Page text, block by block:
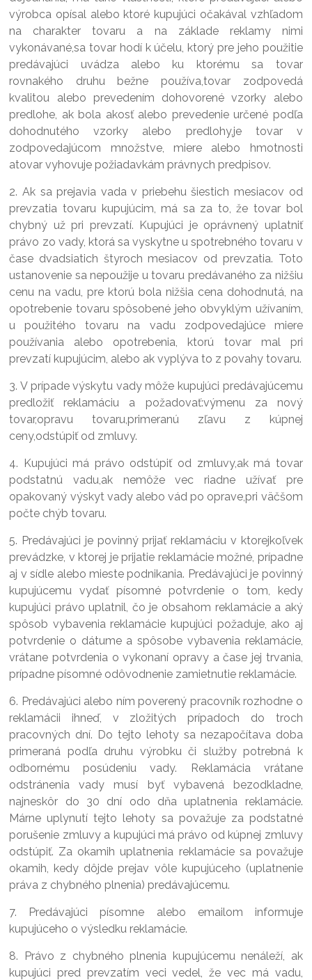
výrobca opísal alebo ktoré kupujúci očakával vzhľadom
na charakter tovaru a na základe reklamy nimi
vykonávané,sa tovar hodí k účelu, ktorý pre jeho použitie
predávajúci uvádza alebo ku ktorému sa tovar
rovnakého druhu bežne používa,tovar zodpovedá
kvalitou alebo prevedením dohovorené vzorky alebo
predlohe, ak bola akosť alebo prevedenie určené podľa
dohodnutého vzorky alebo predlohy,je tovar v
zodpovedajúcom množstve, miere alebo hmotnosti
atovar vyhovuje požiadavkám právnych predpisov.
2. Ak sa prejavia vada v priebehu šiestich mesiacov od
prevzatia tovaru kupujúcim, má sa za to, že tovar bol
chybný už pri prevzatí. Kupujúci je oprávnený uplatniť
právo zo vady, ktorá sa vyskytne u spotrebného tovaru v
čase dvadsiatich štyroch mesiacov od prevzatia. Toto
ustanovenie sa nepoužije u tovaru predávaného za nižšiu
cenu na vadu, pre ktorú bola nižšia cena dohodnutá, na
opotrebenie tovaru spôsobené jeho obvyklým užívaním,
u použitého tovaru na vadu zodpovedajúce miere
používania alebo opotrebenia, ktorú tovar mal pri
prevzatí kupujúcim, alebo ak vyplýva to z povahy tovaru.
3. V prípade výskytu vady môže kupujúci predávajúcemu
predložiť reklamáciu a požadovať:výmenu za nový
tovar,opravu tovaru,primeranú zľavu z kúpnej
ceny,odstúpiť od zmluvy.
4. Kupujúci má právo odstúpiť od zmluvy,ak má tovar
podstatnú vadu,ak nemôže vec riadne užívať pre
opakovaný výskyt vady alebo vád po oprave,pri väčšom
počte chýb tovaru.
5. Predávajúci je povinný prijať reklamáciu v ktorejkoľvek
prevádzke, v ktorej je prijatie reklamácie možné, prípadne
aj v sídle alebo mieste podnikania. Predávajúci je povinný
kupujúcemu vydať písomné potvrdenie o tom, kedy
kupujúci právo uplatnil, čo je obsahom reklamácie a aký
spôsob vybavenia reklamácie kupujúci požaduje, ako aj
potvrdenie o dátume a spôsobe vybavenia reklamácie,
vrátane potvrdenia o vykonaní opravy a čase jej trvania,
prípadne písomné odôvodnenie zamietnutie reklamácie.
6. Predávajúci alebo ním poverený pracovník rozhodne o
reklamácii ihneď, v zložitých prípadoch do troch
pracovných dní. Do tejto lehoty sa nezapočítava doba
primeraná podľa druhu výrobku či služby potrebná k
odbornému posúdeniu vady. Reklamácia vrátane
odstránenia vady musí byť vybavená bezodkladne,
najneskôr do 30 dní odo dňa uplatnenia reklamácie.
Márne uplynutí tejto lehoty sa považuje za podstatné
porušenie zmluvy a kupujúci má právo od kúpnej zmluvy
odstúpiť. Za okamih uplatnenia reklamácie sa považuje
okamih, kedy dôjde prejav vôle kupujúceho (uplatnenie
práva z chybného plnenia) predávajúcemu.
7. Predávajúci písomne alebo emailom ​​informuje
kupujúceho o výsledku reklamácie.
8. Právo z chybného plnenia kupujúcemu nenáleží, ak
kupujúci pred prevzatím veci vedel, že vec má vadu,